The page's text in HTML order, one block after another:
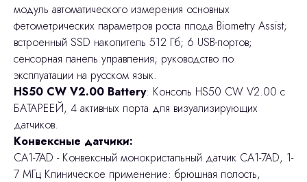
модуль автоматического измерения основных
фетометрических параметров роста плода Biometry Assist;
встроенный SSD накопитель 512 Гб; 6 USB-портов;
сенсорная панель управления; руководство по
эксплуатации на русском язык.
HS50 CW V2.00 Battery: Консоль HS50 CW V2.00 c
БАТАРЕЕЙ, 4 активных порта для визуализирующих
датчиков.
Конвексные датчики:
CA1-7AD - Конвексный монокристальный датчик CA1-7AD, 1-
7 МГц Клиническое применение: брюшная полость,